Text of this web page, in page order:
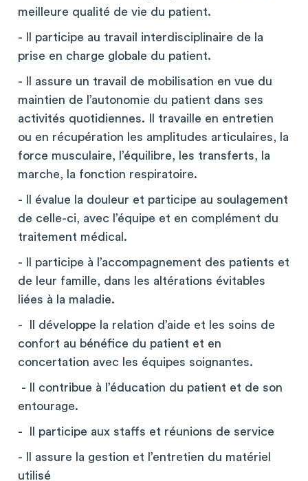
meilleure qualité de vie du patient.
- Il participe au travail interdisciplinaire de la
prise en charge globale du patient.
- Il assure un travail de mobilisation en vue du
maintien de l’autonomie du patient dans ses
activités quotidiennes. Il travaille en entretien
ou en récupération les amplitudes articulaires, la
force musculaire, l’équilibre, les transferts, la
marche, la fonction respiratoire.
- Il évalue la douleur et participe au soulagement
de celle-ci, avec l’équipe et en complément du
traitement médical.
- Il participe à l’accompagnement des patients et
de leur famille, dans les altérations évitables
liées à la maladie.
- Il développe la relation d’aide et les soins de
confort au bénéfice du patient et en
concertation avec les équipes soignantes.
- Il contribue à l’éducation du patient et de son
entourage.
- Il participe aux staffs et réunions de service
- Il assure la gestion et l’entretien du matériel
utilisé